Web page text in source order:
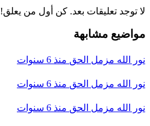
لا توجد تعليقات بعد. كن أول من يعلق!
مواضيع مشابهة
نور الله مزمل الحق منذ 6 سنوات
نور الله مزمل الحق منذ 6 سنوات
نور الله مزمل الحق منذ 6 سنوات